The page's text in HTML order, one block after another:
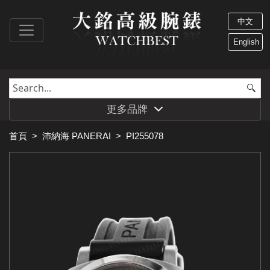
中文
English
更多品牌
首頁 > 沛納海 PANERAI > PI255078